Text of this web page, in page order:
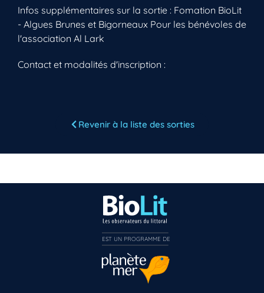
Infos supplémentaires sur la sortie : Fomation BioLit
- Algues Brunes et Bigorneaux Pour les bénévoles de
l'association Al Lark
Contact et modalités d'inscription :
Revenir à la liste des sorties
Inscrivez-vous dès maintenant